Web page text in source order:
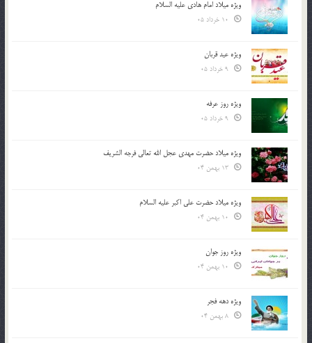
ویژه میلاد امام هادی علیه السلام
ویژه عید قربان
ویژه روز عرفه
ویژه میلاد حضرت مهدی عجل الله تعالی فرجه الشريف
ویژه میلاد حضرت علی اکبر علیه السلام
ویژه روز جوان
ویژه دهه فجر